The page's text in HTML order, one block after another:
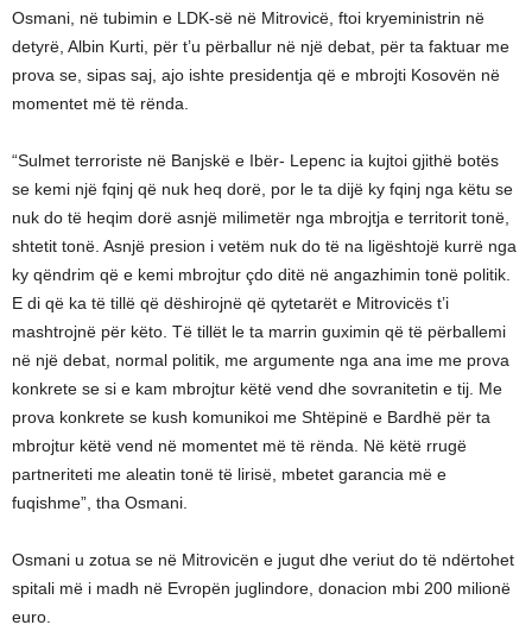
Osmani, në tubimin e LDK-së në Mitrovicë, ftoi kryeministrin në
detyrë, Albin Kurti, për t’u përballur në një debat, për ta faktuar me
prova se, sipas saj, ajo ishte presidentja që e mbrojti Kosovën në
momentet më të rënda.
“Sulmet terroriste në Banjskë e Ibër- Lepenc ia kujtoi gjithë botës
se kemi një fqinj që nuk heq dorë, por le ta dijë ky fqinj nga këtu se
nuk do të heqim dorë asnjë milimetër nga mbrojtja e territorit tonë,
shtetit tonë. Asnjë presion i vetëm nuk do të na ligështojë kurrë nga
ky qëndrim që e kemi mbrojtur çdo ditë në angazhimin tonë politik.
E di që ka të tillë që dëshirojnë që qytetarët e Mitrovicës t’i
mashtrojnë për këto. Të tillët le ta marrin guximin që të përballemi
në një debat, normal politik, me argumente nga ana ime me prova
konkrete se si e kam mbrojtur këtë vend dhe sovranitetin e tij. Me
prova konkrete se kush komunikoi me Shtëpinë e Bardhë për ta
mbrojtur këtë vend në momentet më të rënda. Në këtë rrugë
partneriteti me aleatin tonë të lirisë, mbetet garancia më e
fuqishme”, tha Osmani.
Osmani u zotua se në Mitrovicën e jugut dhe veriut do të ndërtohet
spitali më i madh në Evropën juglindore, donacion mbi 200 milionë
euro.